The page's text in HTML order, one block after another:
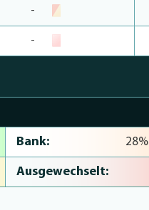
-
-
Bank: 28%
Ausgewechselt: